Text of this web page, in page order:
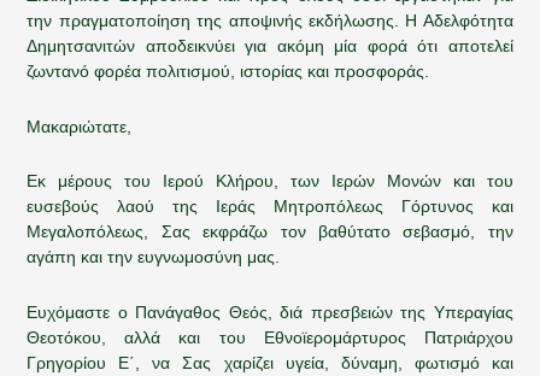
την πραγματοποίηση της αποψινής εκδήλωσης. Η Αδελφότητα
Δημητσανιτών αποδεικνύει για ακόμη μία φορά ότι αποτελεί
ζωντανό φορέα πολιτισμού, ιστορίας και προσφοράς.
Μακαριώτατε,
Εκ μέρους του Ιερού Κλήρου, των Ιερών Μονών και του
ευσεβούς λαού της Ιεράς Μητροπόλεως Γόρτυνος και
Μεγαλοπόλεως, Σας εκφράζω τον βαθύτατο σεβασμό, την
αγάπη και την ευγνωμοσύνη μας.
Ευχόμαστε ο Πανάγαθος Θεός, διά πρεσβειών της Υπεραγίας
Θεοτόκου, αλλά και του Εθνοϊερομάρτυρος Πατριάρχου
Γρηγορίου Ε΄, να Σας χαρίζει υγεία, δύναμη, φωτισμό και